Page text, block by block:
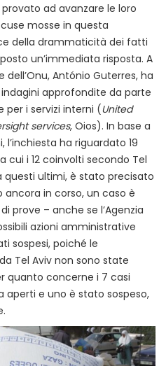
ad avanzare le loro
mosse in questa
della drammaticità dei fatti
un’immediata risposta. A
António Guterres, ha
approfondite da parte
per i servizi interni (United
services, Oios). In base a
ha riguardato 19
cui i 12 coinvolti secondo Tel
questi ultimi, è stato precisato
ancora in corso, un caso è
prove – anche se l’Agenzia
azioni amministrative
sospesi, poiché le
Tel Aviv non sono state
quanto concerne i 7 casi
aperti e uno è stato sospeso,